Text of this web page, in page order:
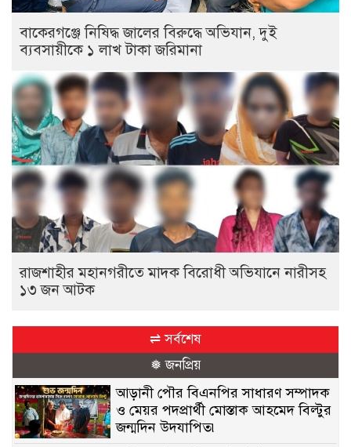
বাকেরগঞ্জে নিষিদ্ধ জালের বিরুদ্ধে অভিযান, দুই
ব্যবসায়ীকে ১ লাখ টাকা জরিমানা
রাজশাহীর মহানগরীতে মাদক বিরোধী অভিযানে নারীসহ
১৩ জন আটক
⇌ সর্বশেষ
❅ জনপ্রিয়
আড়ানী পৌর বিএনপির সাধারণ সম্পাদক
ও মেয়র পদপ্রার্থী মোস্তাক আহমেদ বিল্টুর
জন্মদিন উদযাপিত৷